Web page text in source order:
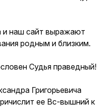
и наш сайт выражают
родным и близким.
Судья праведный!
Григорьевича
ее Вс-вышний к